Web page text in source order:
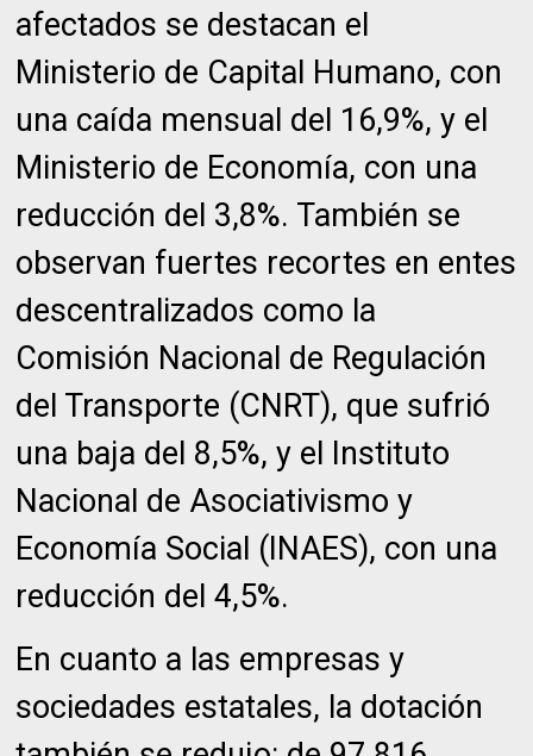
afectados se destacan el
Ministerio de Capital Humano, con
una caída mensual del 16,9%, y el
Ministerio de Economía, con una
reducción del 3,8%. También se
observan fuertes recortes en entes
descentralizados como la
Comisión Nacional de Regulación
del Transporte (CNRT), que sufrió
una baja del 8,5%, y el Instituto
Nacional de Asociativismo y
Economía Social (INAES), con una
reducción del 4,5%.
En cuanto a las empresas y
sociedades estatales, la dotación